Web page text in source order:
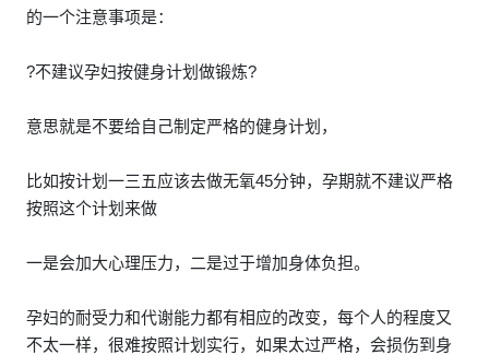
的一个注意事项是：
?不建议孕妇按健身计划做锻炼?
意思就是不要给自己制定严格的健身计划，
比如按计划一三五应该去做无氧45分钟，孕期就不建议严格
按照这个计划来做
一是会加大心理压力，二是过于增加身体负担。
孕妇的耐受力和代谢能力都有相应的改变，每个人的程度又
不太一样，很难按照计划实行，如果太过严格，会损伤到身